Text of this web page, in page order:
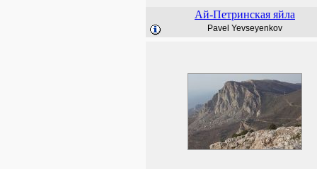
Ай-Петринская яйла
Pavel Yevseyenkov